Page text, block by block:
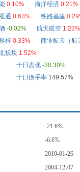
0.10% 海洋经济 0.21%
通 0.63% 铁路基建
-0.02% 航天航空 1.23%
杯 0.33% 商业航天（航
板块 1.52%
十日表现 -30.30%
十日换手率149.57%
-21.6%
-6.6%
2010-01-26
2004-12-07